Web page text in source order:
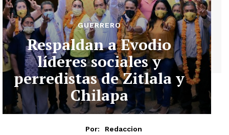
GUERRERO
Respaldan a Evodio
líderes sociales y
perredistas de Zitlala y
Chilapa
Por:
Redaccion